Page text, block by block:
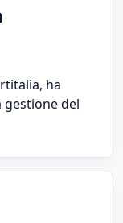
ha
gestione del